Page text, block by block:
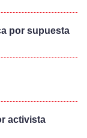
por supuesta
activista